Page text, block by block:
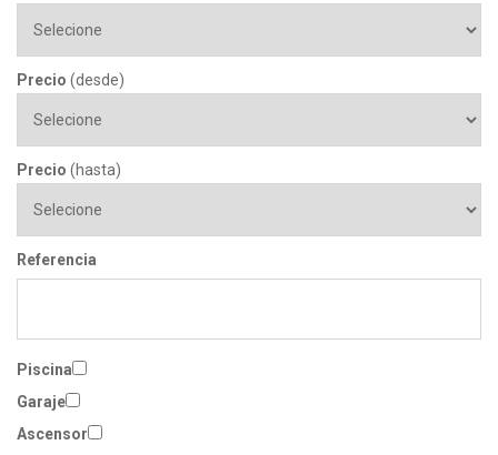
Precio (desde)
Precio (hasta)
Referencia
Piscina
Garaje
Ascensor